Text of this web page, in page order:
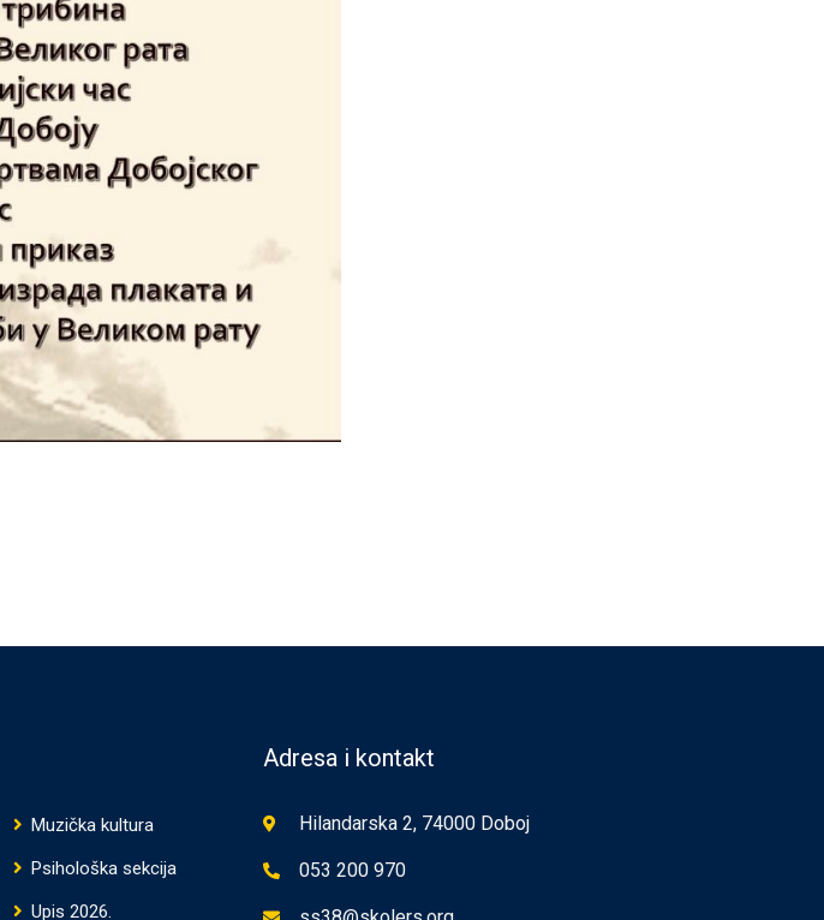
Muzička kultura
Psihološka sekcija
Upis 2026.
Adresa i kontakt
Hilandarska 2, 74000 Doboj
053 200 970